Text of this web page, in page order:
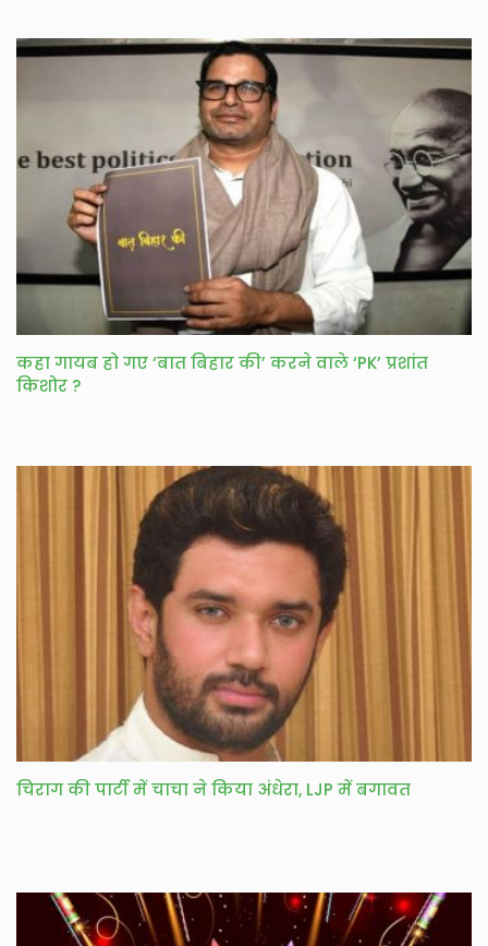
कहा गायब हो गए ‘बात बिहार की’ करने वाले ‘PK’ प्रशांत
किशोर ?
चिराग की पार्टी में चाचा ने किया अंधेरा, LJP में बगावत